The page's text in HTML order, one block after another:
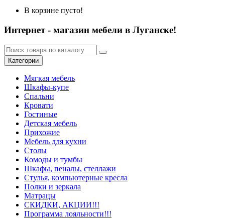
В корзине пусто!
Интернет - магазин мебели в Луганске!
Категории
Мягкая мебель
Шкафы-купе
Спальни
Кровати
Гостиные
Детская мебель
Прихожие
Мебель для кухни
Столы
Комоды и тумбы
Шкафы, пеналы, стеллажи
Стулья, компьютерные кресла
Полки и зеркала
Матрацы
СКИДКИ, АКЦИИ!!!
Программа лояльности!!!